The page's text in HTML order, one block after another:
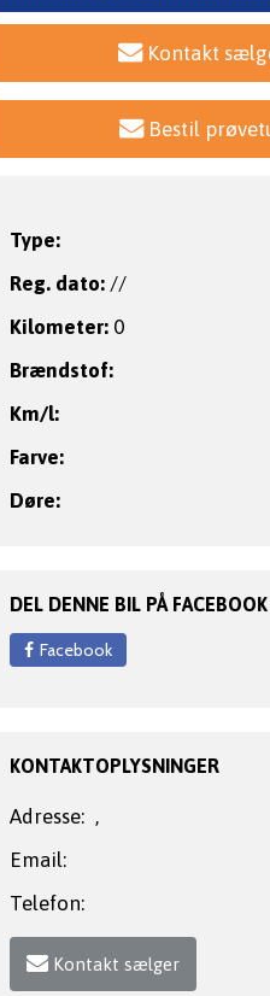
Kontakt
Bestil
Type:
Reg. dato: //
Kilometer: 0
Brændstof:
Km/l:
Farve:
Døre:
DEL DENNE BIL PÅ FACEBOOK
Facebook
KONTAKTOPLYSNINGER
Adresse: ,
Email:
Telefon:
Kontakt sælger